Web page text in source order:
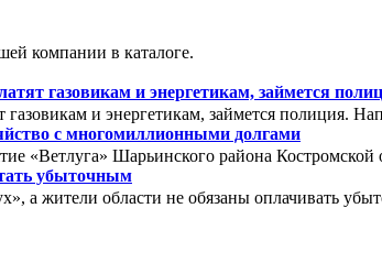
компании в каталоге.
газовикам и энергетикам, займется
и энергетикам, займется полиция.
с многомиллионными долгами
«Ветлуга» Шарьинского района Костромской
убыточным
а жители области не обязаны оплачивать